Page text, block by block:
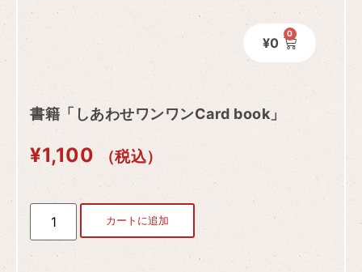
¥0
0
書籍「しあわせワンワンCard book」
¥1,100 （税込）
カートに追加